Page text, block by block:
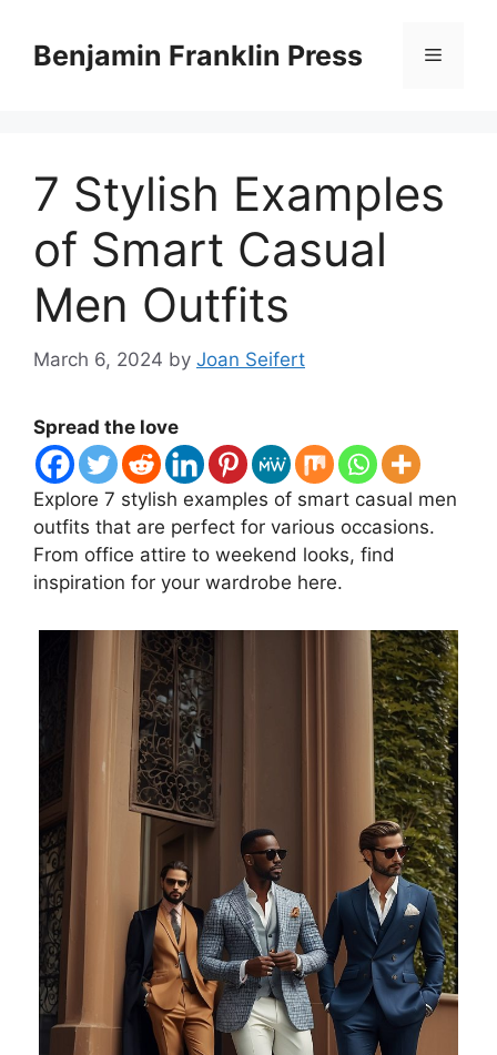
contentBenjamin Franklin Press Menu
7 Stylish Examples
of Smart Casual
Men Outfits
March 6, 2024 by Joan Seifert
Spread the love
Explore 7 stylish examples of smart casual men
outfits that are perfect for various occasions.
From office attire to weekend looks, find
inspiration for your wardrobe here.